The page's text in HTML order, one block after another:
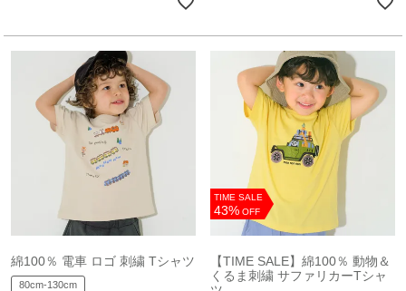
綿100％ 電車 ロゴ 刺繍 Tシャツ
80cm-130cm
TIME SALE
43% OFF
【TIME SALE】綿100％ 動物＆
くるま刺繍 サファリカーTシャ